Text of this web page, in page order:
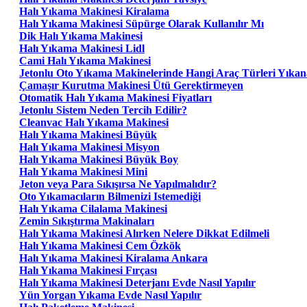
Halı Yıkama Makinesi Kiralama
Halı Yıkama Makinesi Süpürge Olarak Kullanılır Mı
Dik Halı Yıkama Makinesi
Halı Yıkama Makinesi Lidl
Cami Halı Yıkama Makinesi
Jetonlu Oto Yıkama Makinelerinde Hangi Araç Türleri
Çamaşır Kurutma Makinesi Ütü Gerektirmeyen
Otomatik Halı Yıkama Makinesi Fiyatları
Jetonlu Sistem Neden Tercih Edilir?
Cleanvac Halı Yıkama Makinesi
Halı Yıkama Makinesi Büyük
Halı Yıkama Makinesi Misyon
Halı Yıkama Makinesi Büyük Boy
Halı Yıkama Makinesi Mini
Jeton veya Para Sıkışırsa Ne Yapılmalıdır?
Oto Yıkamacıların Bilmenizi Istemediği
Halı Yıkama Cilalama Makinesi
Zemin Sıkıştırma Makinaları
Halı Yıkama Makinesi Alırken Nelere Dikkat Edilmeli
Halı Yıkama Makinesi Cem Özkök
Halı Yıkama Makinesi Kiralama Ankara
Halı Yıkama Makinesi Fırçası
Halı Yıkama Makinesi Deterjanı Evde Nasıl Yapılır
Yün Yorgan Yıkama Evde Nasıl Yapılır